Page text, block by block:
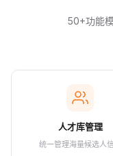
50+功能
人才库管理
统一管理海量候选人